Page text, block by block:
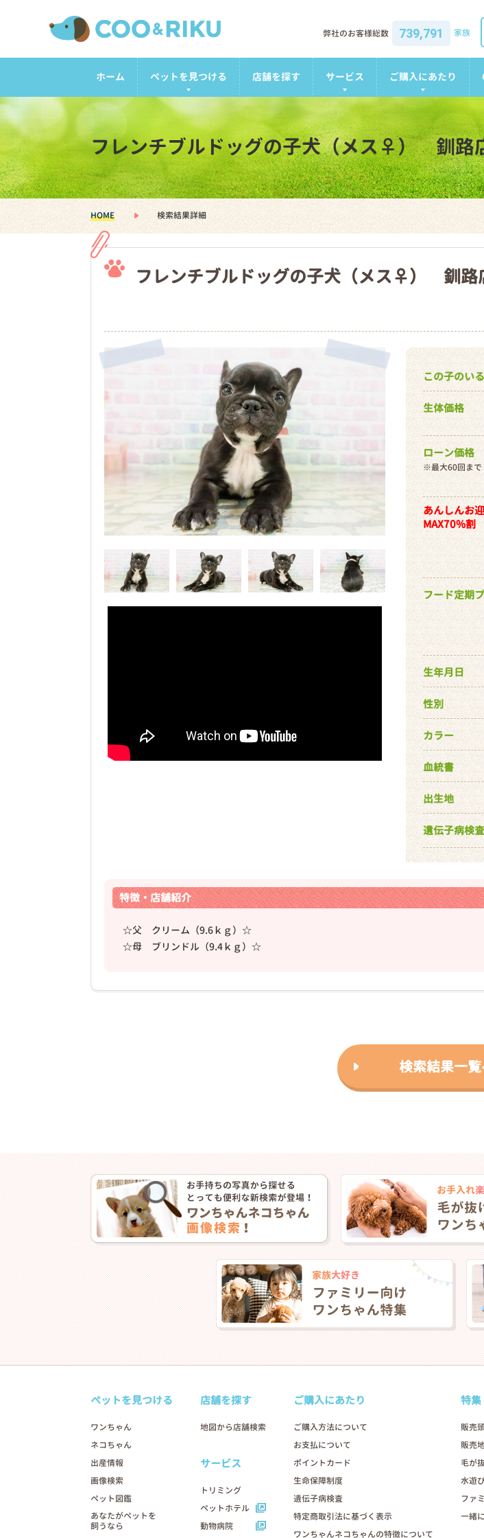
弊社のお客様総数 739,791 家族
ホーム ペットを見つける 店舗を探す サービス ご購入にあたり
フレンチブルドッグの子犬（メス♀） 釧路
HOME 検索結果詳細
フレンチブルドッグの子犬（メス♀） 釧路
この子のい
生体価格
ローン価格
※最大60回まで
あんしんお
MAX70%割
フード定期
生年月日
性別
カラー
血統書
出生地
遺伝子病検査
特徴・店舗紹介
☆父 クリーム（9.6ｋｇ）☆
☆母 ブリンドル（9.4ｋｇ）☆
検索結果一
ペットを見つける
ワンちゃん
ネコちゃん
出産情報
画像検索
ペット図鑑
あなたがペットを
飼うなら
店舗を探す
地図から店舗検索
サービス
トリミング
ペットホテル
動物病院
ご購入にあたり
ご購入方法について
お支払について
ポイントカード
生命保障制度
遺伝子病検査
特定商取引法に基づく表示
ワンちゃんネコちゃんの特徴について
特集
販売
販売
毛が
水遊
ファ
一緒